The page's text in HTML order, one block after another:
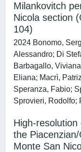
Milankovitch
Nicola section
104)
2024 Bonomo,
Alessandro; Di
Barbagallo,
Eliana; Macrì,
Speranza, Fabio;
Sprovieri, Rodolfo;
High-
the
Monte San